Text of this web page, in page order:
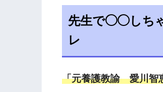
先生で◯◯しち
レ
「元養護教諭 愛川智